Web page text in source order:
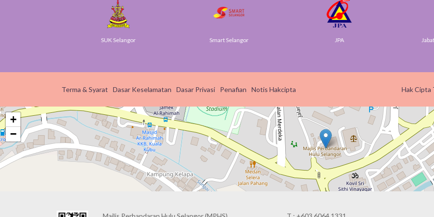
SUK Selangor Smart Selangor
Terma & Syarat Dasar Keselamatan Dasar Privasi Penafian Notis Hakcipta Hak Cipta
+
−